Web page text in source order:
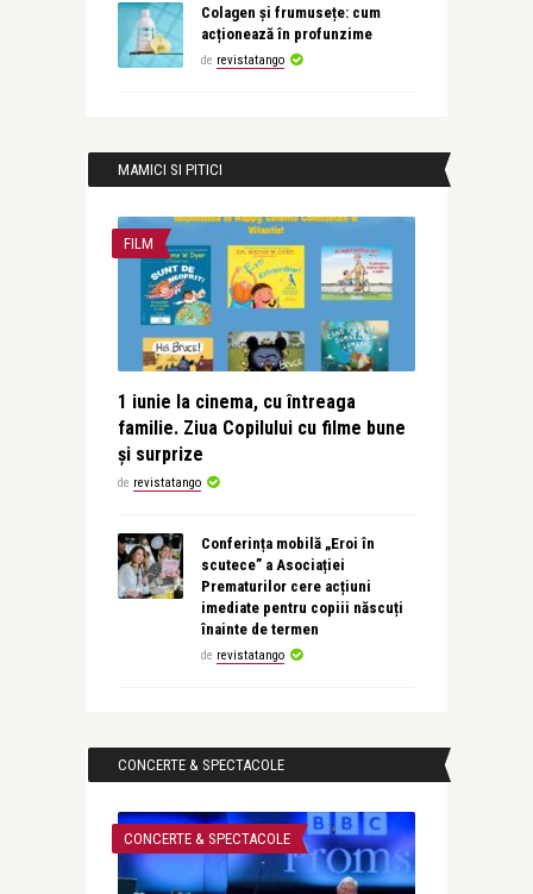
Colagen și frumusețe: cum
acționează în profunzime
de revistatango
MAMICI SI PITICI
FILM
1 iunie la cinema, cu întreaga
familie. Ziua Copilului cu filme bune
și surprize
de revistatango
Conferința mobilă „Eroi în
scutece” a Asociației
Prematurilor cere acțiuni
imediate pentru copiii născuți
înainte de termen
de revistatango
CONCERTE & SPECTACOLE
CONCERTE & SPECTACOLE